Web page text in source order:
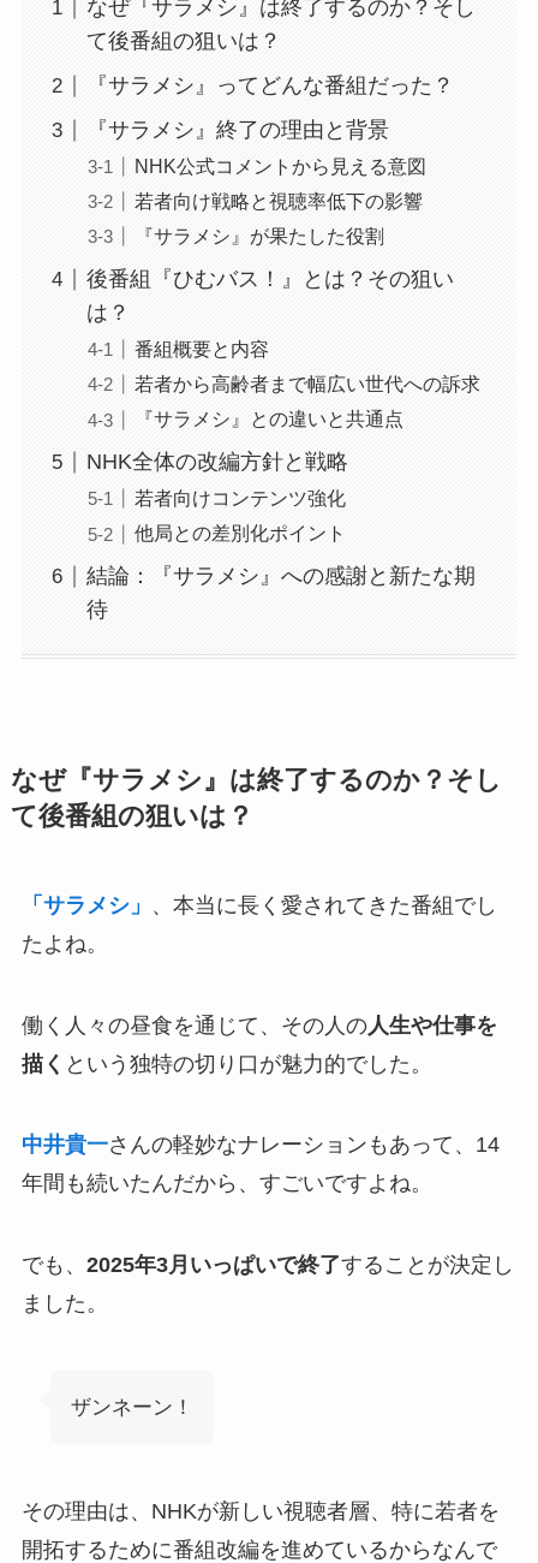
なぜ『サラメシ』は終了するのか？そし
て後番組の狙いは？
『サラメシ』ってどんな番組だった？
『サラメシ』終了の理由と背景
NHK公式コメントから見える意図
若者向け戦略と視聴率低下の影響
『サラメシ』が果たした役割
後番組『ひむバス！』とは？その狙い
は？
番組概要と内容
若者から高齢者まで幅広い世代への訴求
『サラメシ』との違いと共通点
NHK全体の改編方針と戦略
若者向けコンテンツ強化
他局との差別化ポイント
結論：『サラメシ』への感謝と新たな期
待
なぜ『サラメシ』は終了するのか？そし
て後番組の狙いは？
「サラメシ」 、本当に長く愛されてきた番組でし
たよね。
働く人々の昼食を通じて、その人の人生や仕事を
描く という独特の切り口が魅力的でした。
中井貴一さんの軽妙なナレーションもあって、14
年間も続いたんだから、すごいですよね。
でも、 2025年3月いっぱいで終了することが決定し
ました。
ザンネーン！
その理由は、NHKが新しい視聴者層、特に若者を
開拓するために番組改編を進めているからなんで